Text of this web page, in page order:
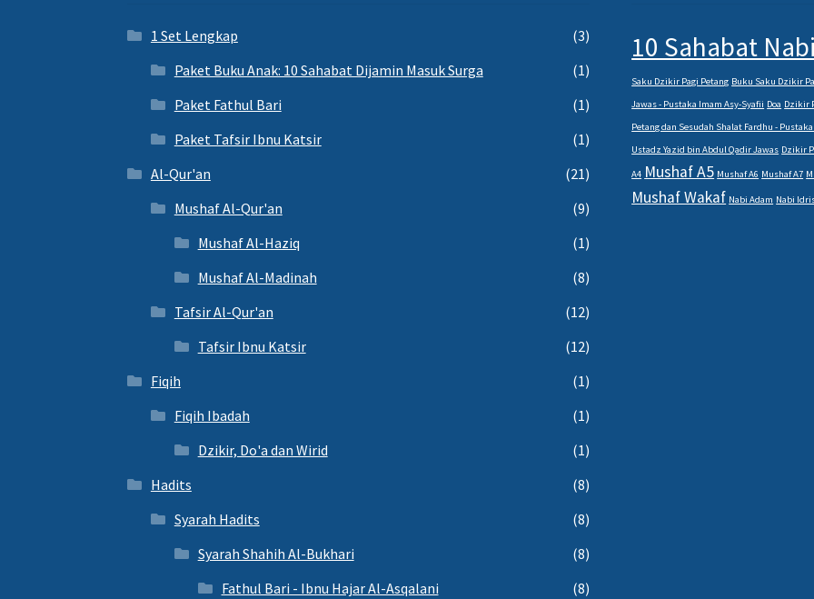
1 Set Lengkap
(3)
Paket Buku Anak: 10 Sahabat Dijamin Masuk Surga
(1)
Paket Fathul Bari
(1)
Paket Tafsir Ibnu Katsir
(1)
Al-Qur'an
(21)
Mushaf Al-Qur'an
(9)
Mushaf Al-Haziq
(1)
Mushaf Al-Madinah
(8)
Tafsir Al-Qur'an
(12)
Tafsir Ibnu Katsir
(12)
Fiqih
(1)
Fiqih Ibadah
(1)
Dzikir, Do'a dan Wirid
(1)
Hadits
(8)
Syarah Hadits
(8)
Syarah Shahih Al-Bukhari
(8)
Fathul Bari - Ibnu Hajar Al-Asqalani
(8)
10 Sahabat
Saku Dzikir Pagi Petang Buku Saku Dzikir
Jawas - Pustaka Imam Asy-Syafii Doa Dzikir
Petang dan Sesudah Shalat Fardhu -
Ustadz Yazid bin Abdul Qadir Jawas Dzikir
A4 Mushaf A5 Mushaf A6 Mushaf A7
Mushaf Wakaf Nabi Adam Nabi